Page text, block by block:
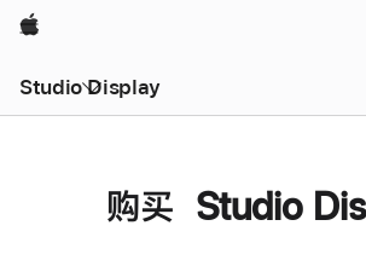
Apple
Studio Display
购买 Studio